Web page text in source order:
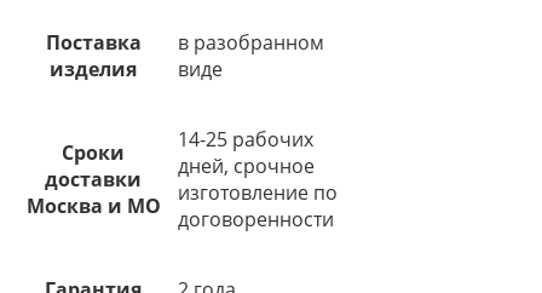
Поставка
изделия
в разобранном
виде
Сроки
доставки
Москва и МО
14-25 рабочих
дней, срочное
изготовление по
договоренности